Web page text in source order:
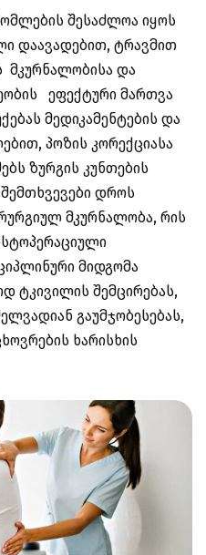
შესაძლოა იყოს
დაავადებით, ტრავმით
მკურნალობისა და
ეფექტური მართვა
მედიკამენტების და
პოზის კორექციასა
ზურგის კუნთების
დროს
მკურნალობა, რის
მიდგომა
ტკივილის შემცირებას,
გაუმჯობესებას,
ხარისხის